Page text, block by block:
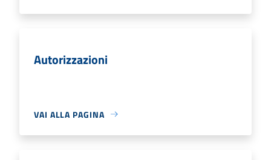
Autorizzazioni
VAI ALLA PAGINA